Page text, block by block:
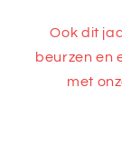
Ook dit
beurzen en
met